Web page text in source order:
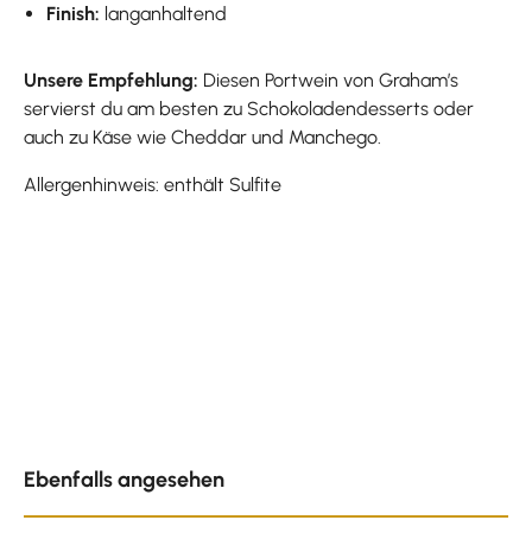
Finish: langanhaltend
Unsere Empfehlung: Diesen Portwein von Graham’s
servierst du am besten zu Schokoladendesserts oder
auch zu Käse wie Cheddar und Manchego.
Allergenhinweis: enthält Sulfite
Ebenfalls angesehen